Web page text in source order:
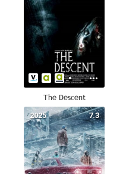
The Descent
7.3
2025